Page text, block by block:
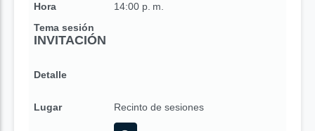
Hora
14:00 p. m.
Tema sesión
INVITACIÓN
Detalle
Lugar Recinto de sesiones